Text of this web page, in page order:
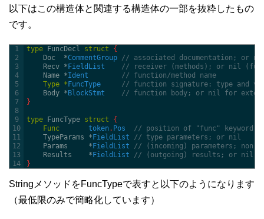
以下はこの構造体と関連する構造体の一部を抜粋したもの
です。
1
2
3
4
5
6
7
8
9
10
11
12
13
14
type FuncDecl struct
{
Doc  *CommentGroup
// associated documentation; or
Recv *FieldList
// receiver (methods); or nil
Name *Ident
// function/method name
Type *FuncType
// function signature: type and
Body *BlockStmt
// function body; or nil for
}
type FuncType struct
{
Func
token. Pos
// position of "func" keyword
TypeParams *FieldList
// type parameters; or nil
Params     *FieldList
// (incoming) parameters; non-
Results    *FieldList
// (outgoing) results; or nil
}
StringメソッドをFuncTypeで表すと以下のようになります
（最低限のみで簡略化しています）